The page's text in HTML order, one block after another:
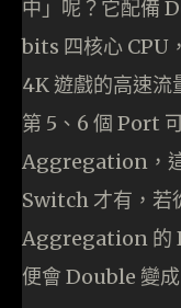
中」呢？它配備
bits 四核心 CPU
4K 遊戲的高速
第 5、6 個 Port
Aggregation，
Switch 才有，若
Aggregation 的
便會 Double 變